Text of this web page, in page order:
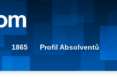
1865 Profil Absolventů